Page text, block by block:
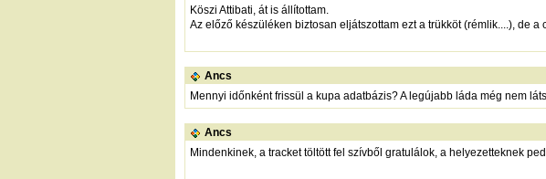
Köszi Attibati, át is állítottam.
Az előző készüléken biztosan eljátszottam ezt a trükköt (rémlik....), de
Ancs
Mennyi időnként frissül a kupa adatbázis? A legújabb láda még nem
Ancs
Mindenkinek, a tracket töltött fel szívből gratulálok, a helyezetteknek